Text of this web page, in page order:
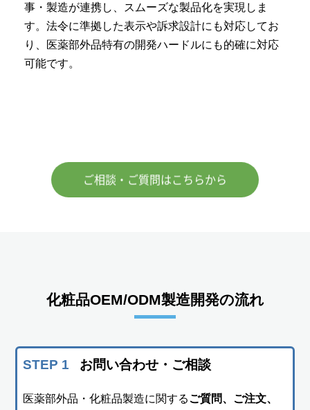
事・製造が連携し、スムーズな製品化を実現しま
す。法令に準拠した表示や訴求設計にも対応してお
り、医薬部外品特有の開発ハードルにも的確に対応
可能です。
化粧品OEM/ODM製造開発の流れ
STEP 1 お問い合わせ・ご相談
医薬部外品・化粧品製造に関するご質問、ご注文、